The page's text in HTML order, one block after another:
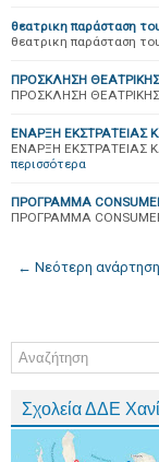
θεατρικη παράσταση
θεατρικη παράσταση
ΠΡΟΣΚΛΗΣΗ
ΠΡΟΣΚΛΗΣΗ
ΕΝΑΡΞΗ ΕΚΣΤΡΑΤΕΙΑΣ
ΕΝΑΡΞΗ ΕΚΣΤΡΑΤΕΙΑΣ
περισσότερα
ΠΡΟΓΡΑΜΜΑ
ΠΡΟΓΡΑΜΜΑ
← Νεότερη ανάρτηση
Σχολεία ΔΔΕ